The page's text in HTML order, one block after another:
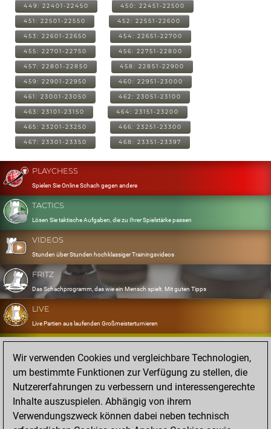
449: 22401-22450 450: 22451-22500
451: 22501-22550 452: 22551-22600
453: 22601-22650 454: 22651-22700
455: 22701-22750 456: 22751-22800
457: 22801-22850 458: 22851-22900
459: 22901-22950 460: 22951-23000
461: 23001-23050 462: 23051-23100
463: 23101-23150 464: 23151-23200
465: 23201-23250 466: 23251-23300
467: 23301-23350 468: 23351-23397
PLAYCHESS
Spielen Sie Online Schach gegen andere
TACTICS
Lösen Sie taktische Aufgaben, die zu Ihrer Spielstärke passen
VIDEOS
Stunden über Stunden hochklassiger Trainingsvideos
FRITZ
Das Schachprogramm, das wie ein Mensch spielt. Mit guten Tipps
LIVE
Live Partien aus laufenden Großmeisterturnieren
OPENINGS
Erfassen und Üben Sie Ihr Eröffnungsrepertoire
DATABASE
Acht Millionen starke Partien
MYGAMES
Speichern und analysieren Sie eigene Partien in der Cloud
Wir verwenden Cookies und vergleichbare Technologien,
um bestimmte Funktionen zur Verfügung zu stellen, die
Nutzererfahrungen zu verbessern und interessengerechte
Inhalte auszuspielen. Abhängig von ihrem
Verwendungszweck können dabei neben technisch